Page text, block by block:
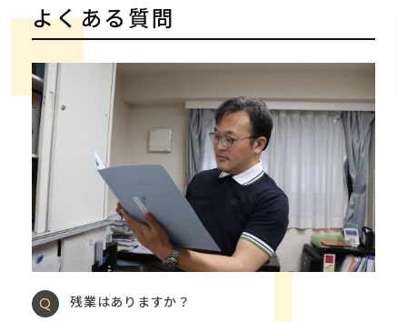
よくある質問
残業はありますか？